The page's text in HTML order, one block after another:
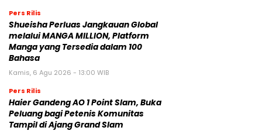
Pers Rilis
Shueisha Perluas Jangkauan Global
melalui MANGA MILLION, Platform
Manga yang Tersedia dalam 100
Bahasa
Kamis, 6 Agu 2026 - 13:00 WIB
Pers Rilis
Haier Gandeng AO 1 Point Slam, Buka
Peluang bagi Petenis Komunitas
Tampil di Ajang Grand Slam